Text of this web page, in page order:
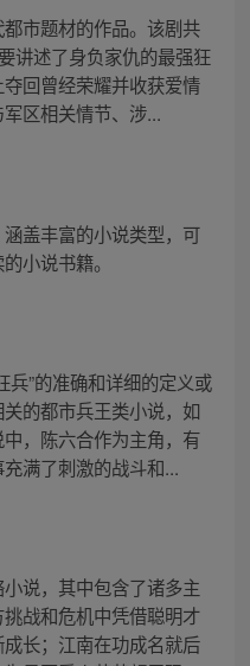
市题材的作品。该剧共
讲述了身负家仇的最强狂
回曾经荣耀并收获爱情
区相关情节、涉...
盖丰富的小说类型，可
小说书籍。
兵”的准确和详细的定义或
的都市兵王类小说，如
，陈六合作为主角，有
满了刺激的战斗和...
说，其中包含了诸多主
战和危机中凭借聪明才
长；江南在功成名就后